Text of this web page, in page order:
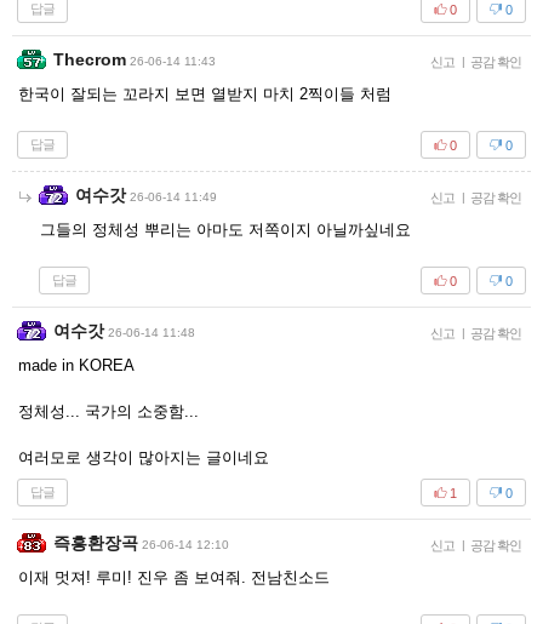
답글 0
0
Thecrom 26-06-14 11:43 신고 | 공감 확인
한국이 잘되는 꼬라지 보면 열받지 마치 2찍이들 처럼
답글 0
0
여수갓 26-06-14 11:49 신고 | 공감 확인
그들의 정체성 뿌리는 아마도 저쪽이지 아닐까싶네요
답글 0
0
여수갓 26-06-14 11:48 신고 | 공감 확인
made in KOREA
정체성... 국가의 소중함...
여러모로 생각이 많아지는 글이네요
답글 0
1
즉흥환장곡 26-06-14 12:10 신고 | 공감 확인
이재 멋져! 루미! 진우 좀 보여줘. 전남친소드